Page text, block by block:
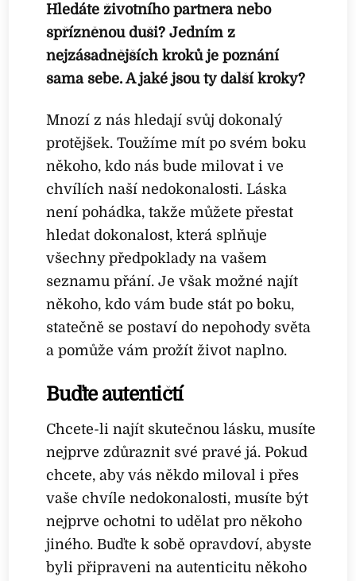
Hledáte životního partnera nebo
spřízněnou duši? Jedním z
nejzásadnějších kroků je poznání
sama sebe. A jaké jsou ty další kroky?
Mnozí z nás hledají svůj dokonalý
protějšek. Toužíme mít po svém boku
někoho, kdo nás bude milovat i ve
chvílích naší nedokonalosti. Láska
není pohádka, takže můžete přestat
hledat dokonalost, která splňuje
všechny předpoklady na vašem
seznamu přání. Je však možné najít
někoho, kdo vám bude stát po boku,
statečně se postaví do nepohody světa
a pomůže vám prožít život naplno.
Buďte autentičtí
Chcete-li najít skutečnou lásku, musíte
nejprve zdůraznit své pravé já. Pokud
chcete, aby vás někdo miloval i přes
vaše chvíle nedokonalosti, musíte být
nejprve ochotni to udělat pro někoho
jiného. Buďte k sobě opravdoví, abyste
byli připraveni na autenticitu někoho